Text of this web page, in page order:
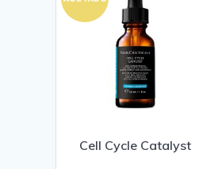
Cell Cycle Catalyst